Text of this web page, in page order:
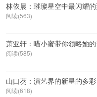
林依晨：璀璨星空中最闪耀
阅读(563)
萧亚轩：喵小蜜带你领略她
阅读(585)
山口葵：演艺界的新星的多
阅读(618)